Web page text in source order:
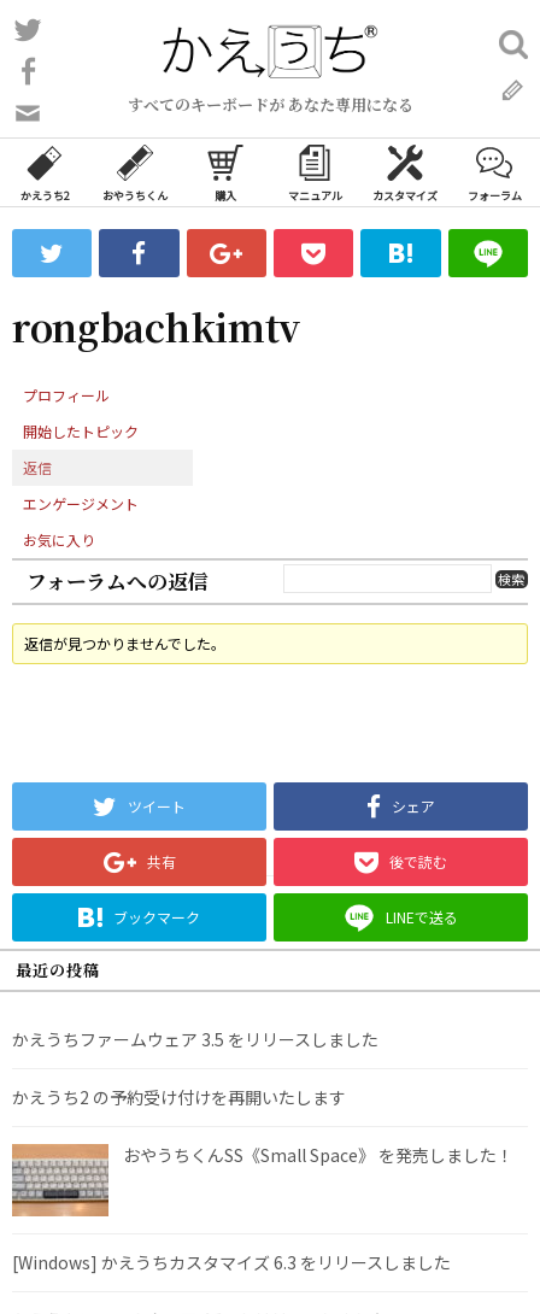
コ
ン
ン
ツ
ス
ッ
すべてのキーボードが あなた専用になる
い
合
わ
フ
ォ
ム
検
索:
かえうち2 おやうちくん 購入 マニュアル カスタマイズ フォーラム
rongbachkimtv
プロフィール
開始したトピック
返信
エンゲージメント
お気に入り
フォーラムへの返信
返信が見つかりませんでした。
ツイート シェア
共有 後で読む
ブックマーク LINEで送る
最近の投稿
かえうちファームウェア 3.5 をリリースしました
かえうち2 の予約受け付けを再開いたします
おやうちくんSS《Small Space》 を発売しました！
[Windows] かえうちカスタマイズ 6.3 をリリースしました